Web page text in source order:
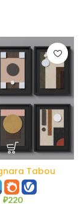
Tabou
Wall Sculpture
Set
₽220